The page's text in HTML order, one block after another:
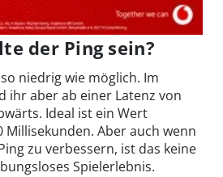
der Ping sein?
niedrig wie möglich. Im
ihr aber ab einer Latenz von
Ideal ist ein Wert
Millisekunden. Aber auch wenn
zu verbessern, ist das keine
Spielerlebnis.